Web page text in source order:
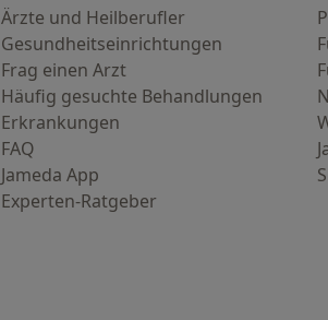
Ärzte und Heilberufler
Gesundheitseinrichtungen
Frag einen Arzt
Häufig gesuchte Behandlungen
Erkrankungen
FAQ
Jameda App
Experten-Ratgeber